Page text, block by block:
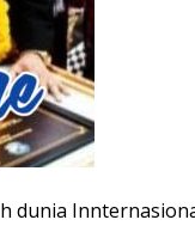
dunia